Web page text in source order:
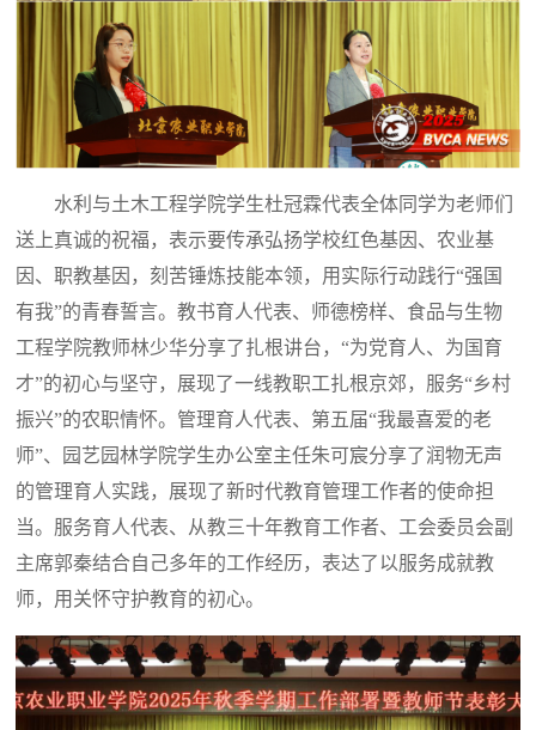
水利与土木工程学院学生杜冠霖代表全体同学为老师们
送上真诚的祝福，表示要传承弘扬学校红色基因、农业基
因、职教基因，刻苦锤炼技能本领，用实际行动践行“强国
有我”的青春誓言。教书育人代表、师德榜样、食品与生物
工程学院教师林少华分享了扎根讲台，“为党育人、为国育
才”的初心与坚守，展现了一线教职工扎根京郊，服务“乡村
振兴”的农职情怀。管理育人代表、第五届“我最喜爱的老
师”、园艺园林学院学生办公室主任朱可宸分享了润物无声
的管理育人实践，展现了新时代教育管理工作者的使命担
当。服务育人代表、从教三十年教育工作者、工会委员会副
主席郭秦结合自己多年的工作经历，表达了以服务成就教
师，用关怀守护教育的初心。